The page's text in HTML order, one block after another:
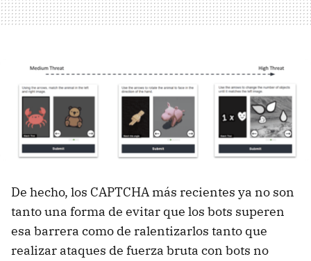
De hecho, los CAPTCHA más recientes ya no son
tanto una forma de evitar que los bots superen
esa barrera como de ralentizarlos tanto que
realizar ataques de fuerza bruta con bots no